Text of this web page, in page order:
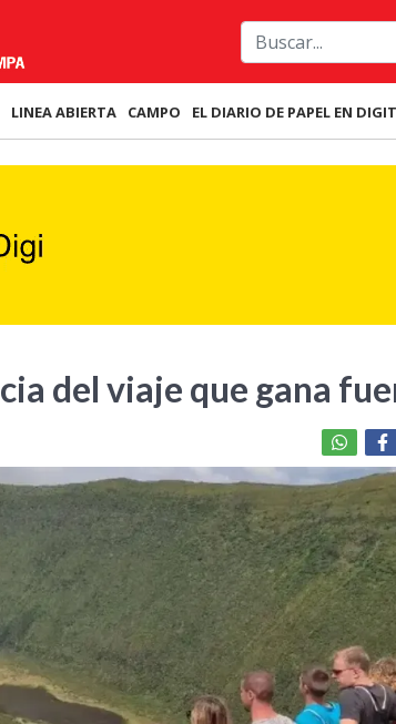
LINEA ABIERTA CAMPO EL DIARIO DE PAPEL EN
del viaje que gana